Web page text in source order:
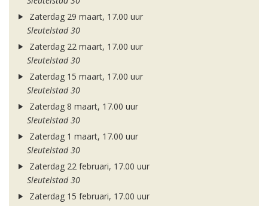
Zaterdag 29 maart, 17.00 uur
Sleutelstad 30
Zaterdag 22 maart, 17.00 uur
Sleutelstad 30
Zaterdag 15 maart, 17.00 uur
Sleutelstad 30
Zaterdag 8 maart, 17.00 uur
Sleutelstad 30
Zaterdag 1 maart, 17.00 uur
Sleutelstad 30
Zaterdag 22 februari, 17.00 uur
Sleutelstad 30
Zaterdag 15 februari, 17.00 uur